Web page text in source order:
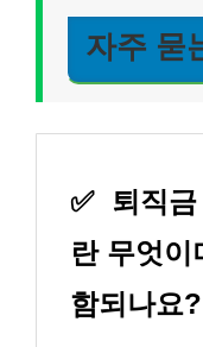
자주 묻
✅
퇴직금
란 무엇
함되나요?